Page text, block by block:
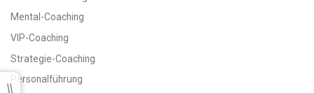
Mental-Coaching
VIP-Coaching
Strategie-Coaching
Personalführung